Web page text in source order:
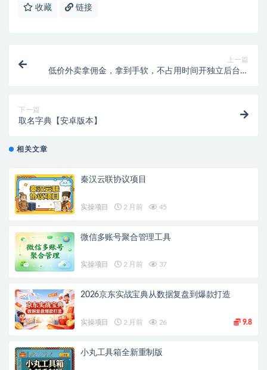
收藏 链接
上一篇
低价外卖拿佣金，拿到手软，不占用时间开独立后台，
下一篇
取名字典【安卓版本】
相关文章
秦汉云联协议项目
实操项目 2 月前 45
微信多账号聚合管理工具
实操项目 2 月前 37
2026京东实战宝典从数据复盘到爆款打造
实操项目 2 月前 26 9.8
小丸工具箱全新重制版